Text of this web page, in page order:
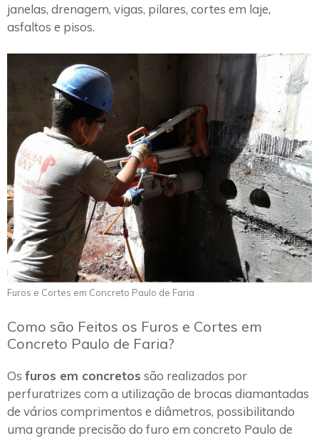
janelas, drenagem, vigas, pilares, cortes em laje,
asfaltos e pisos.
Furos e Cortes em Concreto Paulo de Faria
Como são Feitos os Furos e Cortes em
Concreto Paulo de Faria?
Os furos em concretos são realizados por
perfuratrizes com a utilização de brocas diamantadas
de vários comprimentos e diâmetros, possibilitando
uma grande precisão do furo em concreto Paulo de